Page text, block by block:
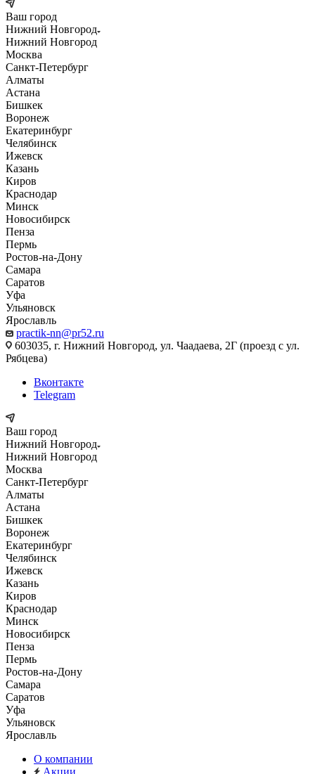
Ваш город
Нижний Новгород
Нижний Новгород
Москва
Санкт-Петербург
Алматы
Астана
Бишкек
Воронеж
Екатеринбург
Челябинск
Ижевск
Казань
Киров
Краснодар
Минск
Новосибирск
Пенза
Пермь
Ростов-на-Дону
Самара
Саратов
Уфа
Ульяновск
Ярославль
practik-nn@pr52.ru
603035, г. Нижний Новгород, ул. Чаадаева, 2Г (проезд с ул.
Рябцева)
Вконтакте
Telegram
Ваш город
Нижний Новгород
Нижний Новгород
Москва
Санкт-Петербург
Алматы
Астана
Бишкек
Воронеж
Екатеринбург
Челябинск
Ижевск
Казань
Киров
Краснодар
Минск
Новосибирск
Пенза
Пермь
Ростов-на-Дону
Самара
Саратов
Уфа
Ульяновск
Ярославль
О компании
Акции